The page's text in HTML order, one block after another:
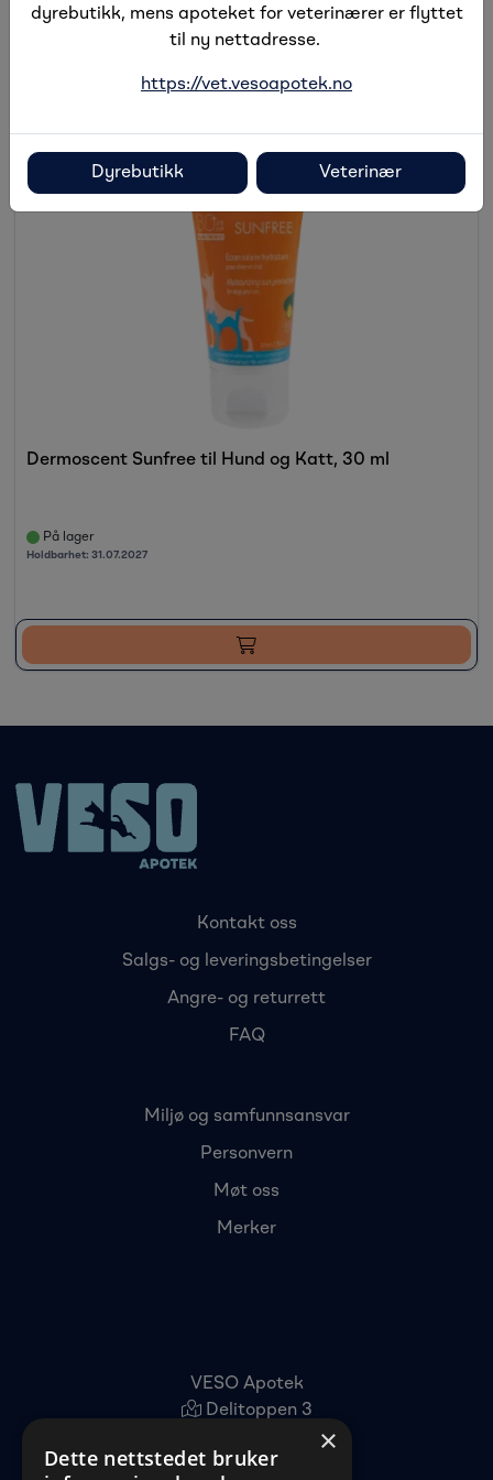
Alternative produkter
Dermoscent Sunfree til Hund og Katt, 30 ml
På lager
Holdbarhet: 31.07.2027
Kontakt oss
Salgs- og leveringsbetingelser
Angre- og returrett
FAQ
Miljø og samfunnsansvar
Personvern
Møt oss
Merker
VESO Apotek
Delitoppen 3
22 96 11 00
dyrebutikk, mens apoteket for veterinærer er flyttet
til ny nettadresse.
https://vet.vesoapotek.no
Dyrebutikk Veterinær
×
Dette nettstedet bruker